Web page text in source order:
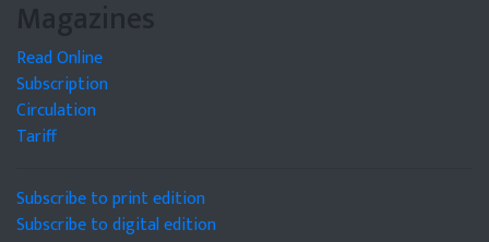
Magazines
Read Online
Subscription
Circulation
Tariff
Subscribe to print edition
Subscribe to digital edition